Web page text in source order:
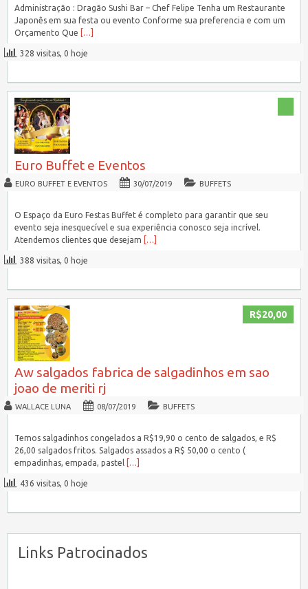
Administração : Dragão Sushi Bar – Chef Felipe Tenha um Restaurante
Japonês em sua festa ou evento Conforme sua preferencia e com um
Orçamento Que […]
328 visitas, 0 hoje
Euro Buffet e Eventos
EURO BUFFET E EVENTOS 30/07/2019 BUFFETS
O Espaço da Euro Festas Buffet é completo para garantir que seu
evento seja inesquecível e sua experiência conosco seja incrível.
Atendemos clientes que desejam […]
388 visitas, 0 hoje
R$20,00
Aw salgados fabrica de salgadinhos em sao
joao de meriti rj
WALLACE LUNA 08/07/2019 BUFFETS
Temos salgadinhos congelados a R$19,90 o cento de salgados, e R$
26,00 salgados fritos. Salgados assados a R$ 50,00 o cento (
empadinhas, empada, pastel […]
436 visitas, 0 hoje
Links Patrocinados